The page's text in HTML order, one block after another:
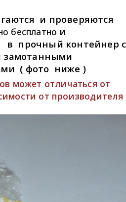
и проверяются
бесплатно и
в прочный контейнер с
замотанными
( фото ниже )
может отличаться от
от производителя